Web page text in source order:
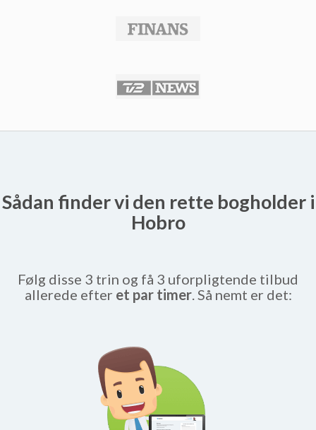
Sådan finder vi den rette bogholder i
Hobro
Følg disse 3 trin og få 3 uforpligtende tilbud
allerede efter et par timer. Så nemt er det: